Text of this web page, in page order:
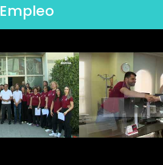
Empleo